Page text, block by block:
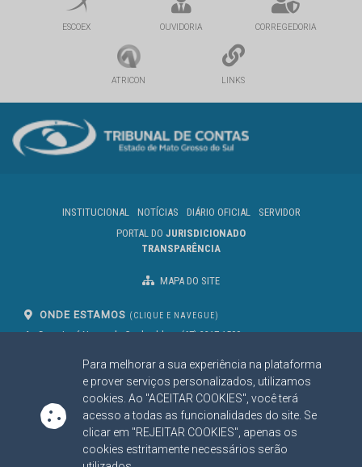
Para melhorar a sua experiência na plataforma
e prover serviços personalizados, utilizamos
cookies. Ao "ACEITAR COOKIES", você terá
acesso a todas as funcionalidades do site. Se
clicar em "REJEITAR COOKIES", apenas os
cookies estritamente necessários serão
ESCOEX OUVIDORIA CORREGEDORIA
ATRICON LINKS
INSTITUCIONAL NOTÍCIAS DIÁRIO OFICIAL
SERVIDOR
PORTAL DO JURISDICIONADO
TRANSPARÊNCIA
MAPA DO SITE
ONDE ESTAMOS (CLIQUE E NAVEGUE)
Av. Des. José Nunes da Cunha, bloco
Campo Grande/MS
CEP: 79031-310
(67) 3317-1500
SIGA NOSSAS REDES SOCIAIS